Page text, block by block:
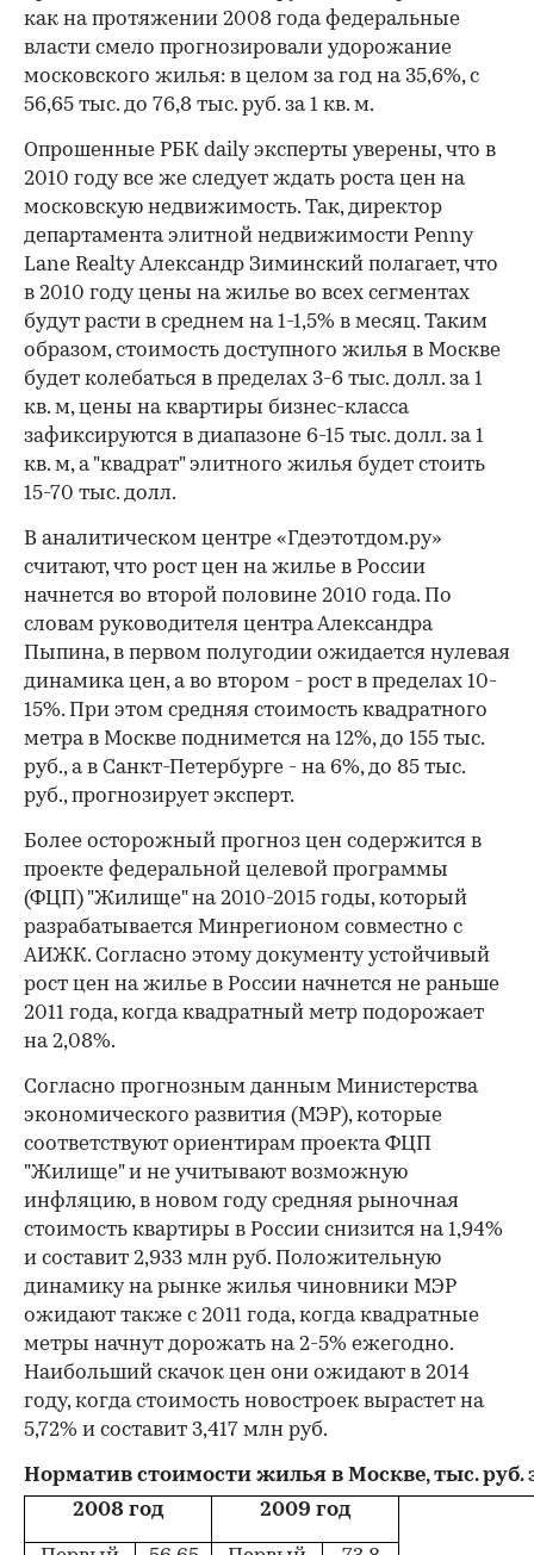
как на протяжении 2008 года федеральные
власти смело прогнозировали удорожание
московского жилья: в целом за год на 35,6%, с
56,65 тыс. до 76,8 тыс. руб. за 1 кв. м.
Опрошенные РБК daily эксперты уверены, что в
2010 году все же следует ждать роста цен на
московскую недвижимость. Так, директор
департамента элитной недвижимости Penny
Lane Realty Александр Зиминский полагает, что
в 2010 году цены на жилье во всех сегментах
будут расти в среднем на 1-1,5% в месяц. Таким
образом, стоимость доступного жилья в Москве
будет колебаться в пределах 3-6 тыс. долл. за 1
кв. м, цены на квартиры бизнес-класса
зафиксируются в диапазоне 6-15 тыс. долл. за 1
кв. м, а "квадрат" элитного жилья будет стоить
15-70 тыс. долл.
В аналитическом центре «Гдеэтотдом.ру»
считают, что рост цен на жилье в России
начнется во второй половине 2010 года. По
словам руководителя центра Александра
Пыпина, в первом полугодии ожидается нулевая
динамика цен, а во втором - рост в пределах 10-
15%. При этом средняя стоимость квадратного
метра в Москве поднимется на 12%, до 155 тыс.
руб., а в Санкт-Петербурге - на 6%, до 85 тыс.
руб., прогнозирует эксперт.
Более осторожный прогноз цен содержится в
проекте федеральной целевой программы
(ФЦП) "Жилище" на 2010-2015 годы, который
разрабатывается Минрегионом совместно с
АИЖК. Согласно этому документу устойчивый
рост цен на жилье в России начнется не раньше
2011 года, когда квадратный метр подорожает
на 2,08%.
Согласно прогнозным данным Министерства
экономического развития (МЭР), которые
соответствуют ориентирам проекта ФЦП
"Жилище" и не учитывают возможную
инфляцию, в новом году средняя рыночная
стоимость квартиры в России снизится на 1,94%
и составит 2,933 млн руб. Положительную
динамику на рынке жилья чиновники МЭР
ожидают также с 2011 года, когда квадратные
метры начнут дорожать на 2-5% ежегодно.
Наибольший скачок цен они ожидают в 2014
году, когда стоимость новостроек вырастет на
5,72% и составит 3,417 млн руб.
Норматив стоимости жилья в Москве, тыс. руб.
2008 год
2009 год